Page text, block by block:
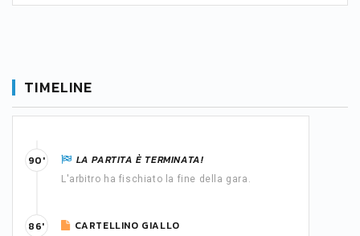
TIMELINE
LA PARTITA È TERMINATA!
L'arbitro ha fischiato la fine della gara.
90'
CARTELLINO GIALLO
86'